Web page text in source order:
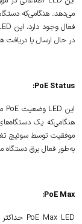
می‌دهد. هنگامی‌که
در حال ارسال یا دریافت
PoE Status:
به‌طور فعال برق دستگاه
PoE Max: